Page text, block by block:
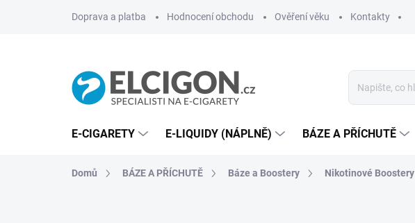
Doprava a platba Hodnocení obchodu Ověření věku Kontakty
E-CIGARETY E-LIQUIDY (NÁPLNĚ) BÁZE A PŘÍCHUTĚ
Domů BÁZE A PŘÍCHUTĚ Báze a Boostery Nikotinové Boostery